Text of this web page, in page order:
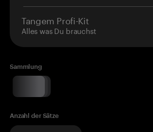
Tangem Profi-Kit
Alles was Du brauchst
Sammlung
Anzahl der Sätze